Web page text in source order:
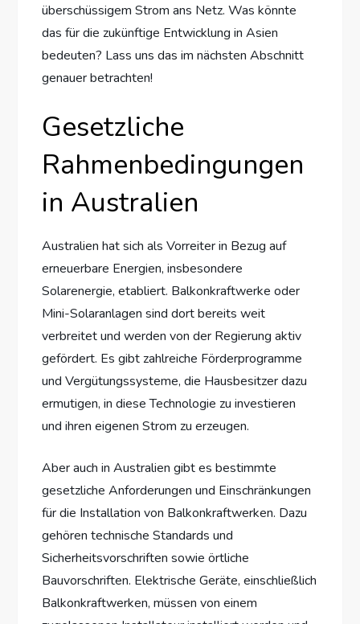
überschüssigem Strom ans Netz. Was könnte
das für die zukünftige Entwicklung in Asien
bedeuten? Lass uns das im nächsten Abschnitt
genauer betrachten!
Gesetzliche
Rahmenbedingungen
in Australien
Australien hat sich als Vorreiter in Bezug auf
erneuerbare Energien, insbesondere
Solarenergie, etabliert. Balkonkraftwerke oder
Mini-Solaranlagen sind dort bereits weit
verbreitet und werden von der Regierung aktiv
gefördert. Es gibt zahlreiche Förderprogramme
und Vergütungssysteme, die Hausbesitzer dazu
ermutigen, in diese Technologie zu investieren
und ihren eigenen Strom zu erzeugen.
Aber auch in Australien gibt es bestimmte
gesetzliche Anforderungen und Einschränkungen
für die Installation von Balkonkraftwerken. Dazu
gehören technische Standards und
Sicherheitsvorschriften sowie örtliche
Bauvorschriften. Elektrische Geräte, einschließlich
Balkonkraftwerken, müssen von einem